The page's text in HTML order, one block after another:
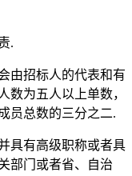
.
由招标人的代表和有
数为五人以上单数，
员总数的三分之二.
具有高级职称或者具
部门或者省、自治